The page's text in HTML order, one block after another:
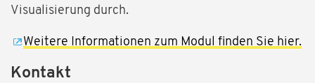
Visualisierung durch.
Weitere Informationen zum Modul finden Sie hier.
Kontakt